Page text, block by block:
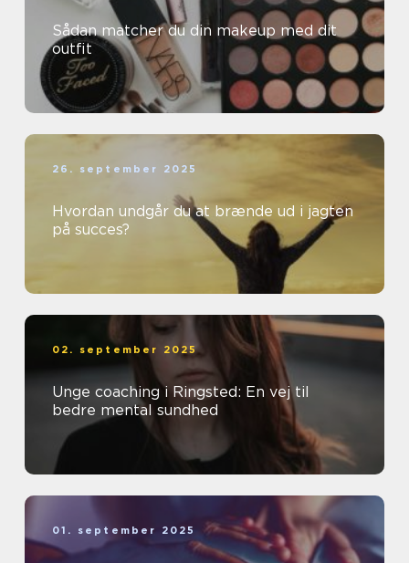
Sådan matcher du din makeup med dit
outfit
26. september 2025
Hvordan undgår du at brænde ud i jagten
på succes?
02. september 2025
Unge coaching i Ringsted: En vej til
bedre mental sundhed
01. september 2025